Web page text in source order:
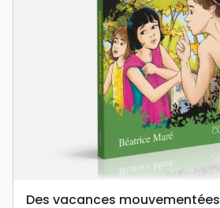
Des vacances mouvementées